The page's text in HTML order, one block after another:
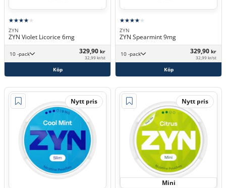
ZYN
ZYN Violet Licorice 6mg
10 -pack 329,90 kr
32,99 kr/st
Köp
ZYN
ZYN Spearmint 9mg
10 -pack 329,90 kr
32,99 kr/st
Köp
Nytt pris Nytt pris
Mini